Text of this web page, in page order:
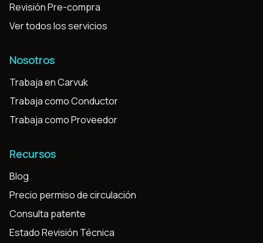
Revisión Pre-compra
Ver todos los servicios
Nosotros
Trabaja en Carvuk
Trabaja como Conductor
Trabaja como Proveedor
Recursos
Blog
Precio permiso de circulación
Consulta patente
Estado Revisión Técnica